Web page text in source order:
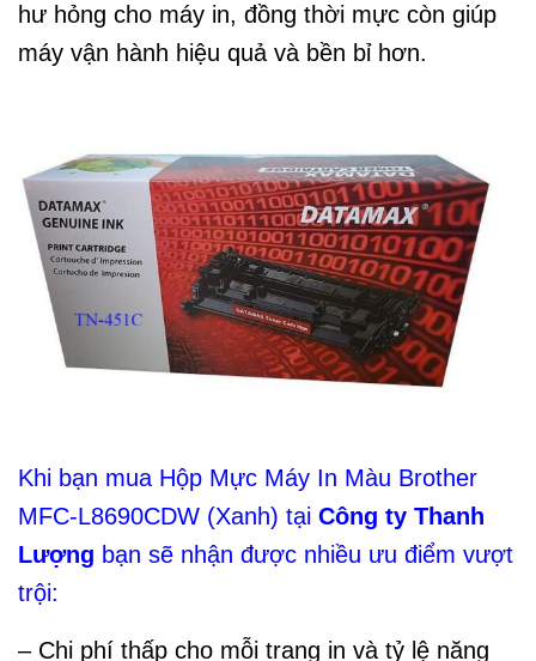
hư hỏng cho máy in, đồng thời mực còn giúp
máy vận hành hiệu quả và bền bỉ hơn.
Khi bạn mua Hộp Mực Máy In Màu Brother
MFC-L8690CDW (Xanh) tại Công ty Thanh
Lượng bạn sẽ nhận được nhiều ưu điểm vượt
trội:
– Chi phí thấp cho mỗi trang in và tỷ lệ năng